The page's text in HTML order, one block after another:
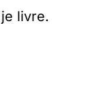
livre.